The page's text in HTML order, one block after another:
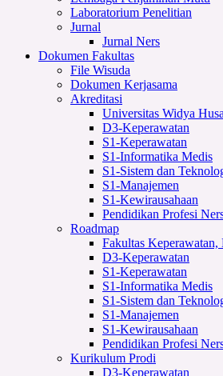
Laboratorium Penelitian
Jurnal
Jurnal Ners
Dokumen Fakultas
File Wisuda
Dokumen Kerjasama
Akreditasi
Universitas Widya
D3-Keperawatan
S1-Keperawatan
S1-Informatika Medis
S1-Sistem dan
S1-Manajemen
S1-Kewirausahaan
Pendidikan Profesi
Roadmap
Fakultas
D3-Keperawatan
S1-Keperawatan
S1-Informatika Medis
S1-Sistem dan
S1-Manajemen
S1-Kewirausahaan
Pendidikan Profesi
Kurikulum Prodi
D3-Keperawatan